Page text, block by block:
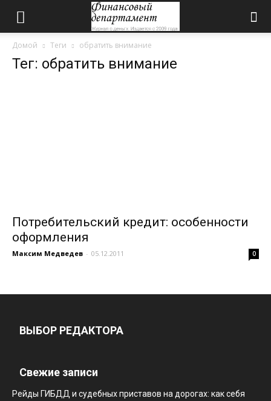
Домой Теги обратить внимание
Тег: обратить внимание
Потребительский кредит: особенности
оформления
Максим Медведев - 05.12.2011 0
ВЫБОР РЕДАКТОРА
Свежие записи
Рейды ГИБДД и судебных приставов на дорогах: как себя